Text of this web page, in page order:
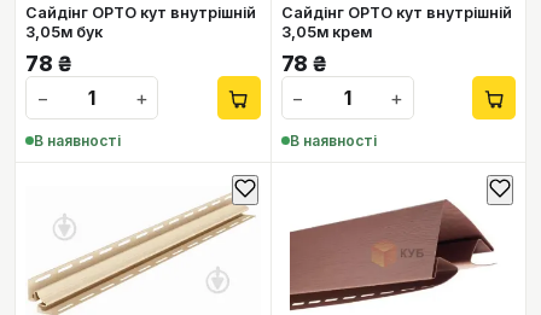
Сайдінг ОРТО кут внутрішній
3,05м бук
78 ₴
−
+
В наявності
Сайдінг ОРТО кут внутрішній
3,05м крем
78 ₴
−
+
В наявності